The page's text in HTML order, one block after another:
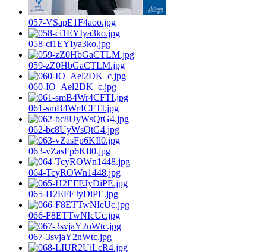
057-VSapE1F4aoo.jpg
058-ci1EYIya3ko.jpg
059-zZ0HbGaCTLM.jpg
060-IO_Ael2DK_c.jpg
061-smB4Wr4CFTI.jpg
062-bc8UyWsQtG4.jpg
063-vZasFp6KIl0.jpg
064-TcyROWn1448.jpg
065-H2EFEJyDiPE.jpg
066-F8ETTwNIcUc.jpg
067-3svjaY2nWtc.jpg